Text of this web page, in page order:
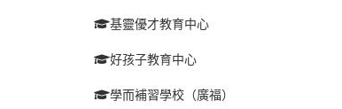
基靈優才教育中心
好孩子教育中心
學而補習學校（廣福）